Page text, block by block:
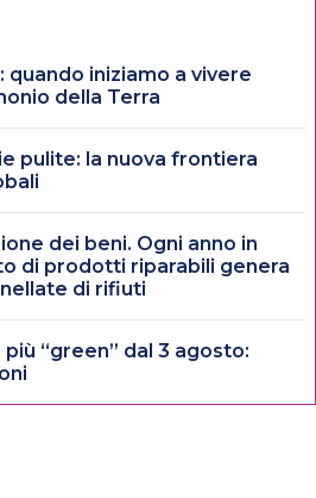
quando iniziamo a vivere
della Terra
pulite: la nuova frontiera
dei beni. Ogni anno in
di prodotti riparabili genera
di rifiuti
“green” dal 3 agosto: